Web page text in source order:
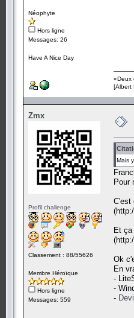
Néophyte
Hors ligne
Messages: 26
Have A Nice Day
«Deux
[Albert
Zmx
Profil challenge
Classement : 88/55626
Membre Héroïque
Hors ligne
Messages: 559
Mais
Pour
C'est
Et ça
Ok
En
-
-
-